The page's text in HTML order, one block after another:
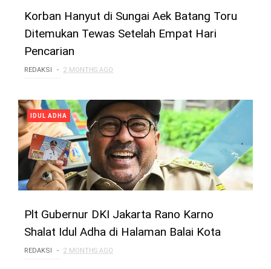
Korban Hanyut di Sungai Aek Batang Toru
Ditemukan Tewas Setelah Empat Hari
Pencarian
REDAKSI 2 MONTHS AGO
IDUL ADHA
Plt Gubernur DKI Jakarta Rano Karno
Shalat Idul Adha di Halaman Balai Kota
REDAKSI 2 MONTHS AGO